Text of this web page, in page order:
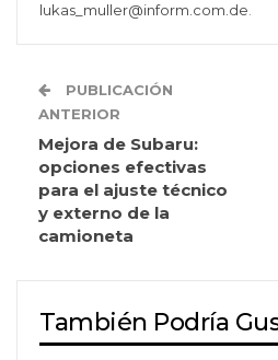
lukas_muller@inform.com.de
PUBLICACIÓN
ANTERIOR
Mejora de Subaru:
opciones efectivas
para el ajuste técnico
y externo de la
camioneta
También Podría